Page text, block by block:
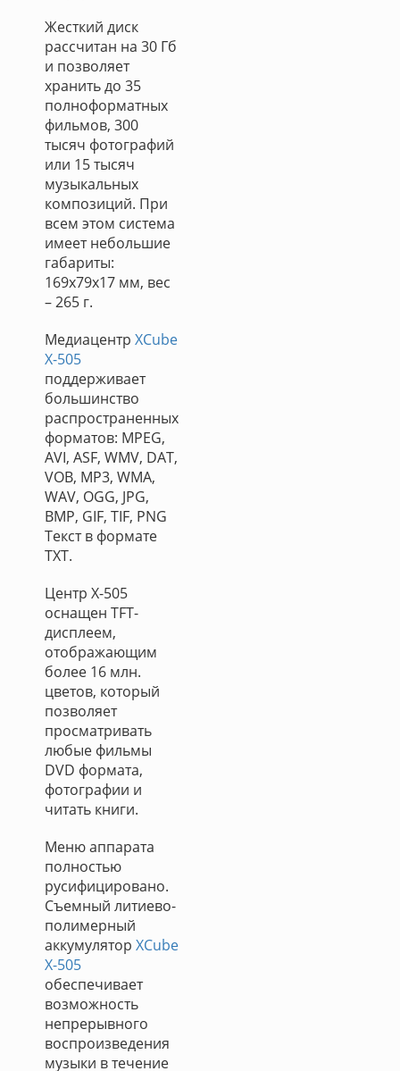
Жесткий диск
рассчитан на 30 Гб
и позволяет
хранить до 35
полноформатных
фильмов, 300
тысяч фотографий
или 15 тысяч
музыкальных
композиций. При
всем этом система
имеет небольшие
габариты:
169х79х17 мм, вес
– 265 г.
Медиацентр XCube
X-505
поддерживает
большинство
распространенных
форматов: MPEG,
AVI, ASF, WMV, DAT,
VOB, MP3, WMA,
WAV, OGG, JPG,
BMP, GIF, TIF, PNG
Текст в формате
TXT.
Центр X-505
оснащен TFT-
дисплеем,
отображающим
более 16 млн.
цветов, который
позволяет
просматривать
любые фильмы
DVD формата,
фотографии и
читать книги.
Меню аппарата
полностью
русифицировано.
Съемный литиево-
полимерный
аккумулятор XCube
X-505
обеспечивает
возможность
непрерывного
воспроизведения
музыки в течение